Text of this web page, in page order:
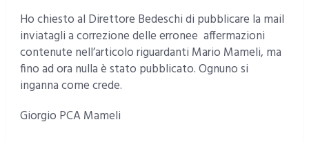
Ho chiesto al Direttore Bedeschi di pubblicare la mail
inviatagli a correzione delle erronee affermazioni
contenute nell’articolo riguardanti Mario Mameli, ma
fino ad ora nulla è stato pubblicato. Ognuno si
inganna come crede.
Giorgio PCA Mameli